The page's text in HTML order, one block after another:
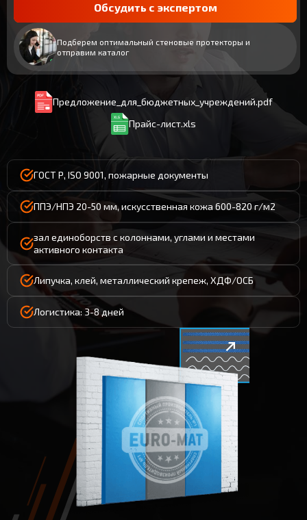
Обсудить с экспертом
Подберем оптимальный стеновые протекторы и
отправим каталог
Предложение_для_бюджетных_учреждений.pdf
Прайс-лист.xls
ГОСТ Р, ISO 9001, пожарные документы
ППЭ/НПЭ 20-50 мм, искусственная кожа 600-820 г/м2
зал единоборств с колоннами, углами и местами
активного контакта
Липучка, клей, металлический крепеж, ХДФ/ОСБ
Логистика: 3-8 дней